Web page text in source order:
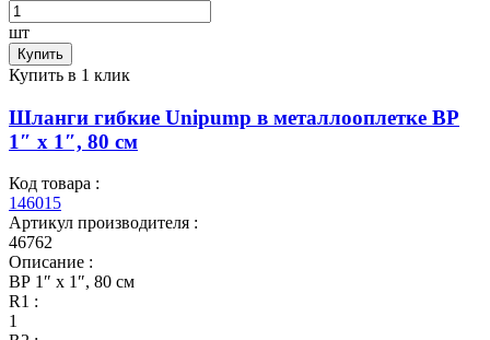
шт
Купить
Купить в 1 клик
Шланги гибкие Unipump в металлооплетке ВР
1″ x 1″, 80 см
Код товара :
146015
Артикул производителя :
46762
Описание :
ВР 1″ x 1″, 80 см
R1 :
1